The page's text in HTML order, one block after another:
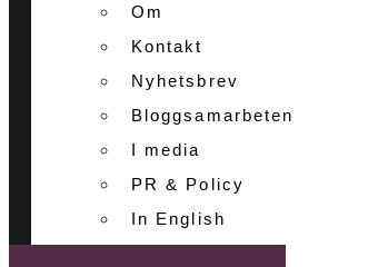
Om
Kontakt
Nyhetsbrev
Bloggsamarbeten
I media
PR & Policy
In English